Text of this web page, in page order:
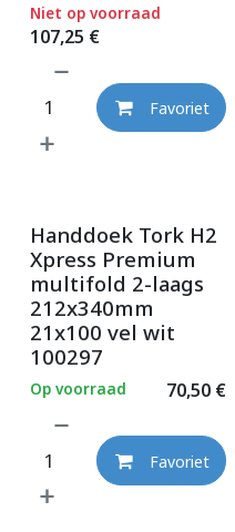
107,25 €
Niet op voorraad
Favoriet
Handdoek Tork H2
Xpress Premium
multifold 2-laags
212x340mm
21x100 vel wit
100297
70,50€
Op voorraad
Favoriet